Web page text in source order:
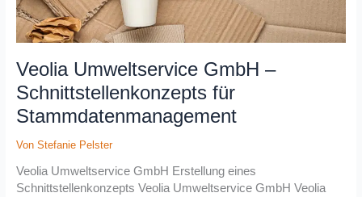
Veolia Umweltservice GmbH –
Schnittstellenkonzepts für
Stammdatenmanagement
Von Stefanie Pelster
Veolia Umweltservice GmbH Erstellung eines
Schnittstellenkonzepts Veolia Umweltservice GmbH Veolia